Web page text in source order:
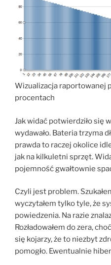
Wizualizacja raportowanej
procentach
Jak widać potwierdziło się
wydawało. Bateria trzyma
prawda to raczej okolice
jak na kilkuletni sprzęt.
pojemność gwałtownie
Czyli jest problem.
wyczytałem tylko tyle, że
powiedzenia. Na razie
Rozładowałem do zera,
się kojarzy, że to niezbyt
pomogło. Ewentualnie